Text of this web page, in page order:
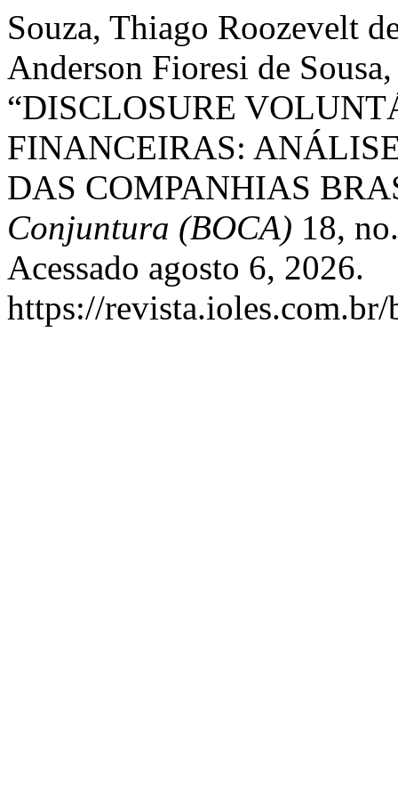
Souza, Thiago Roozevelt
Anderson Fioresi de
“DISCLOSURE
FINANCEIRAS:
DAS COMPANHIAS
Conjuntura (BOCA) 18,
Acessado agosto 6, 2026.
https://